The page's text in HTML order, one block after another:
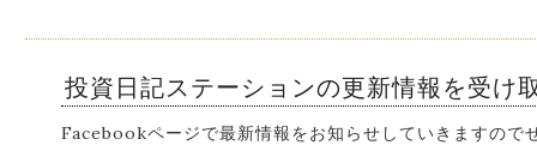
投資日記ステーションの更新情報を受け
Facebookページで最新情報をお知らせしていきますので